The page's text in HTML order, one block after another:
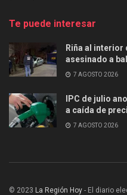
Te puede interesar
Riña al interior
asesinado a
7 AGOSTO 2026
IPC de julio
a caída de
7 AGOSTO 2026
© 2023 La Región Hoy - El diario